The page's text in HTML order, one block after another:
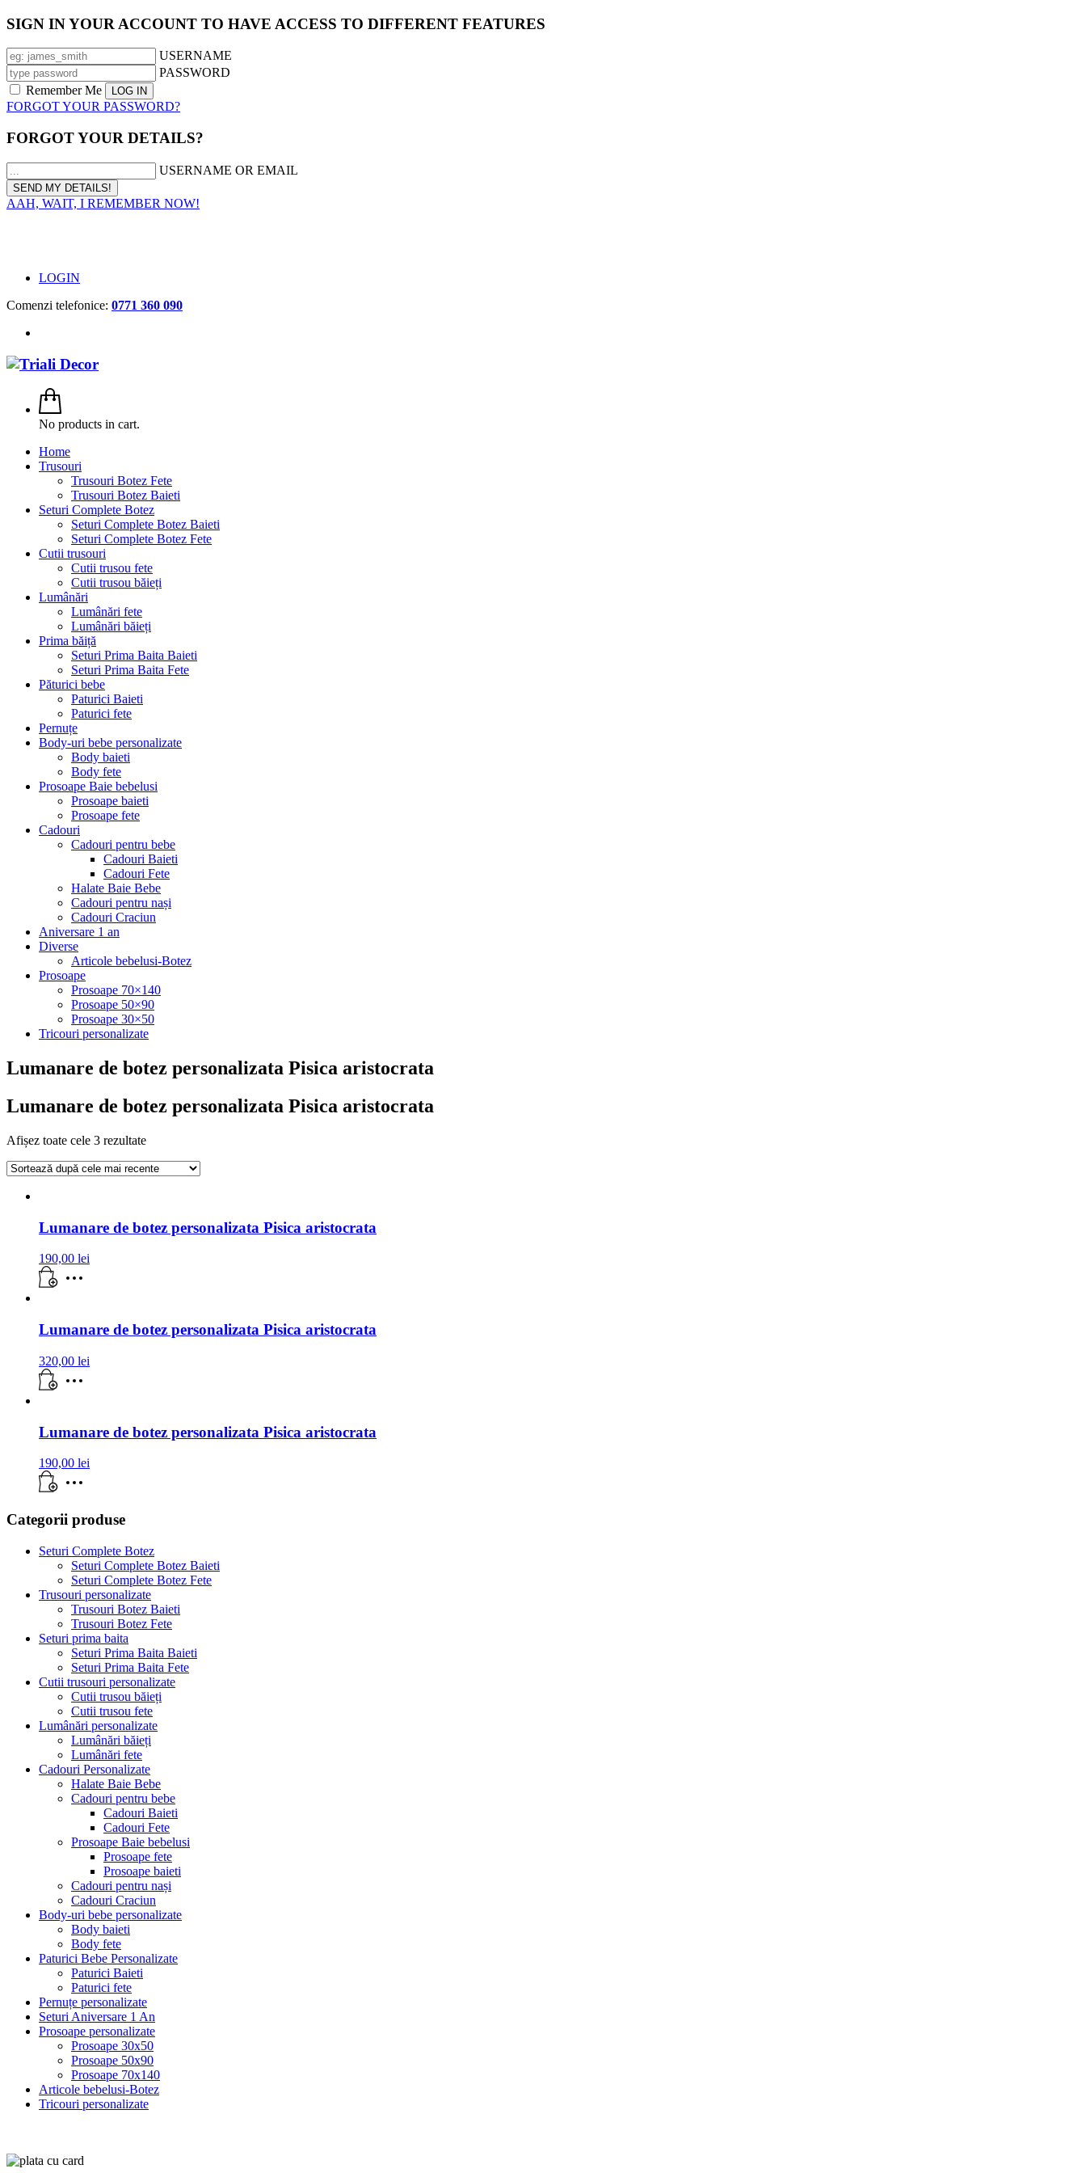
SIGN IN YOUR ACCOUNT TO HAVE ACCESS TO DIFFERENT FEATURES
USERNAME
PASSWORD
Remember Me
FORGOT YOUR PASSWORD?
FORGOT YOUR DETAILS?
USERNAME OR EMAIL
AAH, WAIT, I REMEMBER NOW!
LOGIN
Comenzi telefonice: 0771 360 090
No products in cart.
Home
Trusouri
Trusouri Botez Fete
Trusouri Botez Baieti
Seturi Complete Botez
Seturi Complete Botez Baieti
Seturi Complete Botez Fete
Cutii trusouri
Cutii trusou fete
Cutii trusou băieți
Lumânări
Lumânări fete
Lumânări băieți
Prima băiță
Seturi Prima Baita Baieti
Seturi Prima Baita Fete
Păturici bebe
Paturici Baieti
Paturici fete
Pernuțe
Body-uri bebe personalizate
Body baieti
Body fete
Prosoape Baie bebelusi
Prosoape baieti
Prosoape fete
Cadouri
Cadouri pentru bebe
Cadouri Baieti
Cadouri Fete
Halate Baie Bebe
Cadouri pentru nași
Cadouri Craciun
Aniversare 1 an
Diverse
Articole bebelusi-Botez
Prosoape
Prosoape 70×140
Prosoape 50×90
Prosoape 30×50
Tricouri personalizate
Lumanare de botez personalizata Pisica aristocrata
Lumanare de botez personalizata Pisica aristocrata
Afișez toate cele 3 rezultate
Lumanare de botez personalizata Pisica aristocrata
190,00 lei
Lumanare de botez personalizata Pisica aristocrata
320,00 lei
Lumanare de botez personalizata Pisica aristocrata
190,00 lei
Categorii produse
Seturi Complete Botez
Seturi Complete Botez Baieti
Seturi Complete Botez Fete
Trusouri personalizate
Trusouri Botez Baieti
Trusouri Botez Fete
Seturi prima baita
Seturi Prima Baita Baieti
Seturi Prima Baita Fete
Cutii trusouri personalizate
Cutii trusou băieți
Cutii trusou fete
Lumânări personalizate
Lumânări băieți
Lumânări fete
Cadouri Personalizate
Halate Baie Bebe
Cadouri pentru bebe
Cadouri Baieti
Cadouri Fete
Prosoape Baie bebelusi
Prosoape fete
Prosoape baieti
Cadouri pentru nași
Cadouri Craciun
Body-uri bebe personalizate
Body baieti
Body fete
Paturici Bebe Personalizate
Paturici Baieti
Paturici fete
Pernuțe personalizate
Seturi Aniversare 1 An
Prosoape personalizate
Prosoape 30x50
Prosoape 50x90
Prosoape 70x140
Articole bebelusi-Botez
Tricouri personalizate